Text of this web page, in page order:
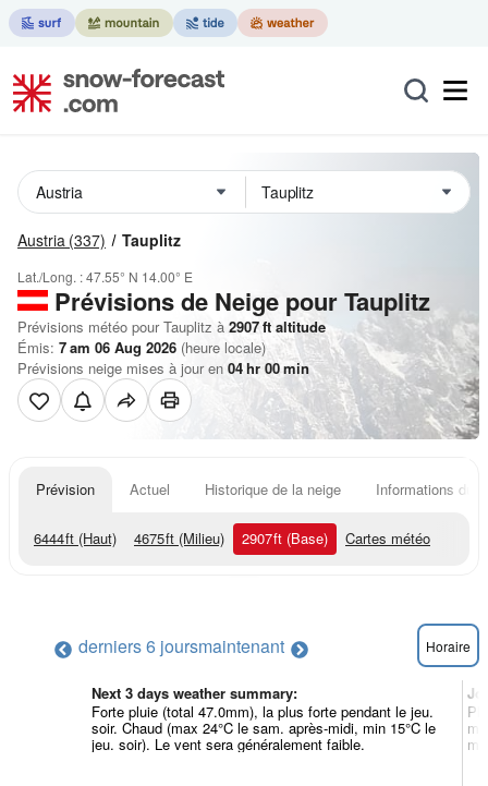
Austria (337) Tauplitz
Lat./Long. :47.55° N 14.00° E
Prévisions de Neige pour Tauplitz
Prévisions météo pour Tauplitz à 2907ft altitude
Émis: 7 am 06 Aug 2026 (heure locale)
Prévisions neige mises à jour en 04hr 00min
Prévision Actuel Historique de la neige Informations du
6444ft (Haut) 4675ft (Milieu) 2907ft (Base) Cartes météo
derniers 6 joursmaintenant Horaire
Next 3 days weather summary:
Forte pluie (total 47.0mm), la plus forte pendant le jeu.
soir. Chaud (max 24°C le sam. après-midi, min 15°C le
jeu. soir). Le vent sera généralement faible.